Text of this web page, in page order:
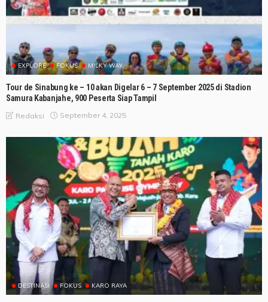
EXPLORE FOKUS MILKY WAY
Tour de Sinabung ke – 10 akan Digelar 6 – 7 September 2025 di Stadion
Samura Kabanjahe, 900 Peserta Siap Tampil
Redaksi September 4, 2025
DESTINASI FOKUS KARO RAYA